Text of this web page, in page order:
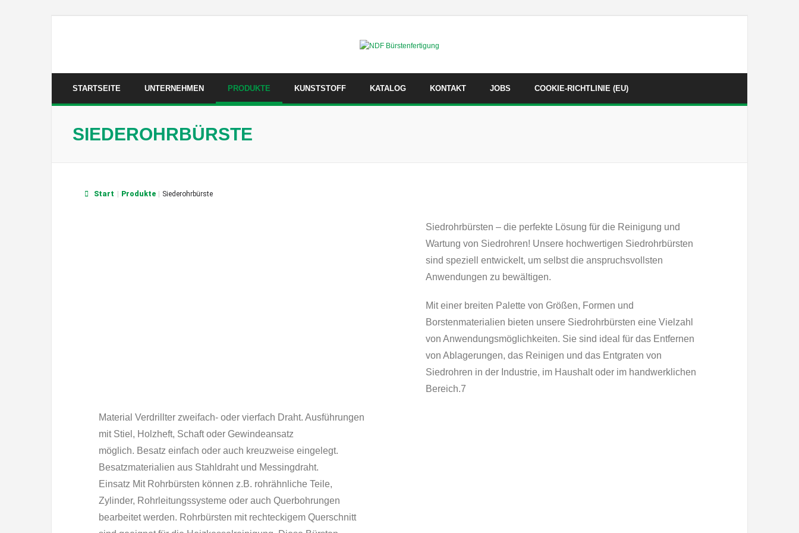
STARTSEITE UNTERNEHMEN PRODUKTE KUNSTSTOFF KATALOG KONTAKT JOBS COOKIE-RICHTLINIE (EU)
SIEDEROHRBÜRSTE
Start Produkte Siederohrbürste
Siedrohrbürsten – die perfekte Lösung für die Reinigung und
Wartung von Siedrohren! Unsere hochwertigen Siedrohrbürsten
sind speziell entwickelt, um selbst die anspruchsvollsten
Anwendungen zu bewältigen.
Mit einer breiten Palette von Größen, Formen und
Borstenmaterialien bieten unsere Siedrohrbürsten eine Vielzahl
von Anwendungsmöglichkeiten. Sie sind ideal für das Entfernen
von Ablagerungen, das Reinigen und das Entgraten von
Siedrohren in der Industrie, im Haushalt oder im handwerklichen
Bereich.7
Material Verdrillter zweifach- oder vierfach Draht. Ausführungen
mit Stiel, Holzheft, Schaft oder Gewindeansatz
möglich. Besatz einfach oder auch kreuzweise eingelegt.
Besatzmaterialien aus Stahldraht und Messingdraht.
Einsatz Mit Rohrbürsten können z.B. rohrähnliche Teile,
Zylinder, Rohrleitungssysteme oder auch Querbohrungen
bearbeitet werden. Rohrbürsten mit rechteckigem Querschnitt